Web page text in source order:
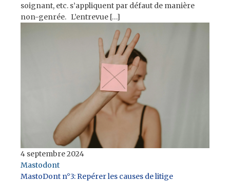
soignant, etc. s’appliquent par défaut de manière
non-genrée. L’entrevue […]
4 septembre 2024
Mastodont
MastoDont n°3: Repérer les causes de litige